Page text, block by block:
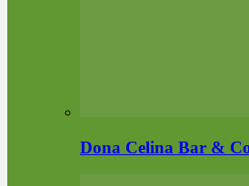
Dona Celina Bar &